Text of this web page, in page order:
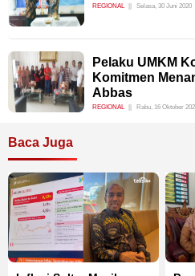
REGIONAL Selasa, 30 Juni 2020
Pelaku UMKM
Komitmen
Abbas
REGIONAL Rabu, 16 Oktober
Baca Juga